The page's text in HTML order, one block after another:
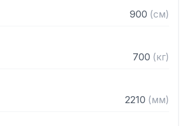
900 (см)
700 (кг)
2210 (мм)